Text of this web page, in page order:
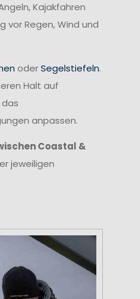
Kajakfahren
vor Regen, Wind und
oderSegelstiefeln.
Halt auf
anpassen.
Coastal &
jeweiligen